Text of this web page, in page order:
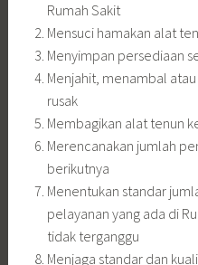
Rumah Sakit
Mensuci hamakan alat
Menyimpan persediaan
Menjahit, menambal
rusak
Membagikan alat tenun
Merencanakan jumlah
berikutnya
Menentukan standar
pelayanan yang ada di
tidak terganggu
Menjaga standar dan